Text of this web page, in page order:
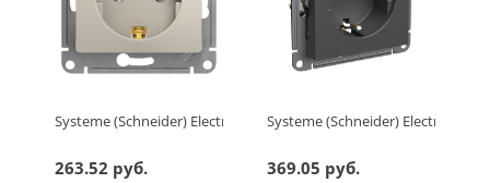
Systeme (Schneider) Electric GLOSSA РОЗЕТКА с
263.52 руб.
Systeme (Schneider) Electric
369.05 руб.